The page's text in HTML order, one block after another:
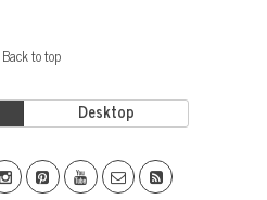
Back to top
Desktop